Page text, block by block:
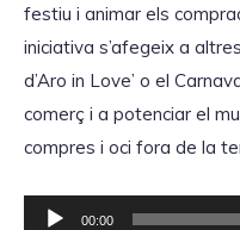
à
u
d
i
o
r
festiu i animar els
iniciativa s’afegeix a
d’Aro in Love’ o el
comerç i a potenciar el
compres i oci fora de la
00:00